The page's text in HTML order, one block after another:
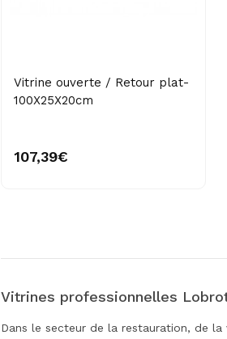
Vitrines professionnelles
Dans le secteur de la restauration, de
Vitrine ouverte / Retour plat-
100X25X20cm
107,39€